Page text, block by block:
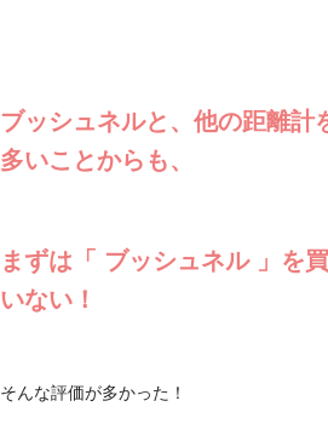
ブッシュネルと、他の距離計
多いことからも、
まずは「 ブッシュネル」を
いない！
そんな評価が多かった！